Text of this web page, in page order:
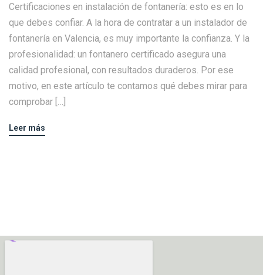
Certificaciones en instalación de fontanería: esto es en lo
que debes confiar. A la hora de contratar a un instalador de
fontanería en Valencia, es muy importante la confianza. Y la
profesionalidad: un fontanero certificado asegura una
calidad profesional, con resultados duraderos. Por ese
motivo, en este artículo te contamos qué debes mirar para
comprobar […]
Leer más